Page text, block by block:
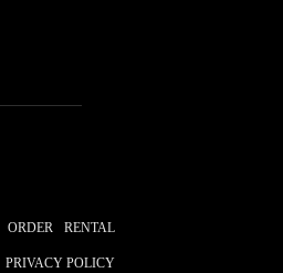
ORDER RENTAL
PRIVACY POLICY